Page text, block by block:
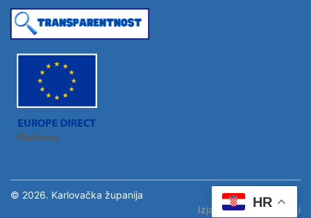
HR
© 2026. Karlovačka županija
Izjava o pristupačnosti